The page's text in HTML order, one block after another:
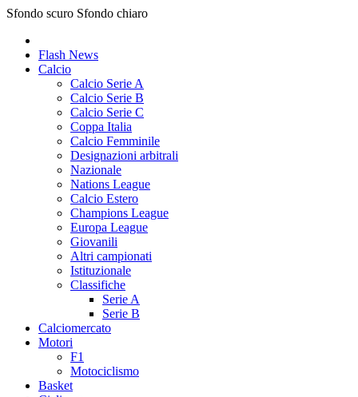
Sfondo scuro Sfondo chiaro
Flash News
Calcio
Calcio Serie A
Calcio Serie B
Calcio Serie C
Coppa Italia
Calcio Femminile
Designazioni arbitrali
Nazionale
Nations League
Calcio Estero
Champions League
Europa League
Giovanili
Altri campionati
Istituzionale
Classifiche
Serie A
Serie B
Calciomercato
Motori
F1
Motociclismo
Basket